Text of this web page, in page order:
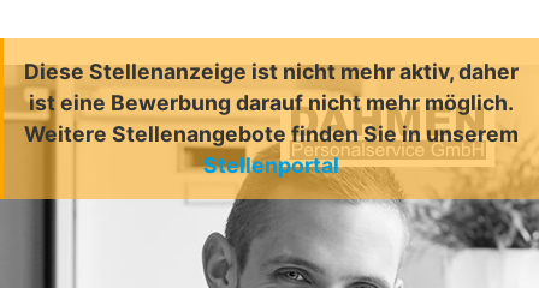
Diese Stellenanzeige ist nicht mehr aktiv, daher
ist eine Bewerbung darauf nicht mehr möglich.
Weitere Stellenangebote finden Sie in unserem
Stellenportal